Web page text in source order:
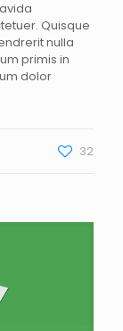
Quisque
nulla
primis in
dolor
32